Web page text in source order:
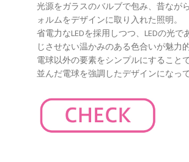
光源をガラスのバルブで包み、昔なが
ォルムをデザインに取り入れた照明。
省電力なLEDを採用しつつ、LEDの光で
じさせない温かみのある色合いが魅力
電球以外の要素をシンプルにすること
並んだ電球を強調したデザインになっ